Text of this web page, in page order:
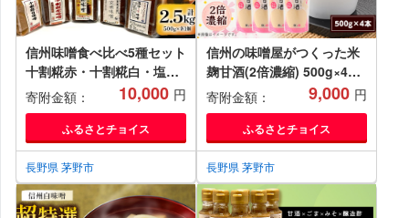
信州味噌食べ比べ5種セット
十割糀赤・十割糀白・塩分
1/2・玄米・十穀(500g×各1
個)【1576473】
寄附金額： 10,000 円
ふるさとチョイス
長野県 茅野市
信州の味噌屋がつくった米
麹甘酒(2倍濃縮) 500g×4本
【1576476】
寄附金額： 9,000 円
ふるさとチョイス
長野県 茅野市